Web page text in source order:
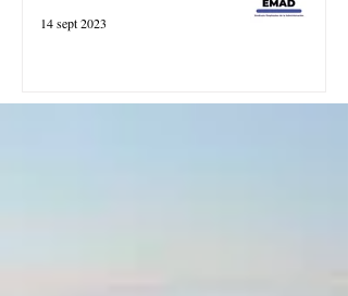
14 sept 2023